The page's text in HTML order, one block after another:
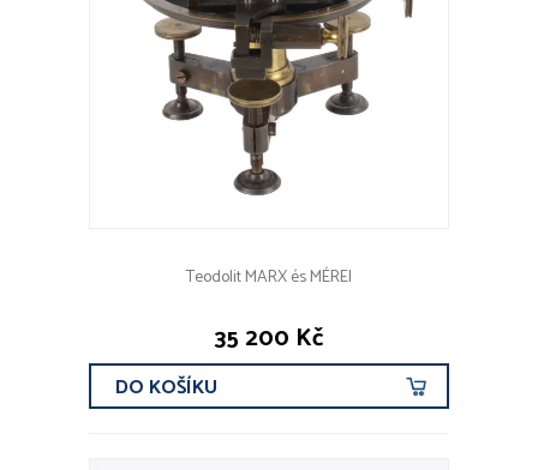
Teodolit MARX és MÉREI
35 200 Kč
DO KOŠÍKU